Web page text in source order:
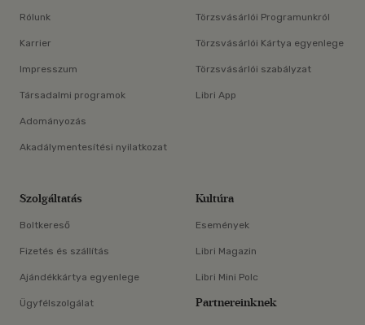
Rólunk
Karrier
Impresszum
Társadalmi programok
Adományozás
Akadálymentesítési nyilatkozat
Törzsvásárlói Programunkról
Törzsvásárlói Kártya egyenlege
Törzsvásárlói szabályzat
Libri App
Szolgáltatás
Boltkereső
Fizetés és szállítás
Ajándékkártya egyenlege
Ügyfélszolgálat
Kultúra
Események
Libri Magazin
Libri Mini Polc
Partnereinknek